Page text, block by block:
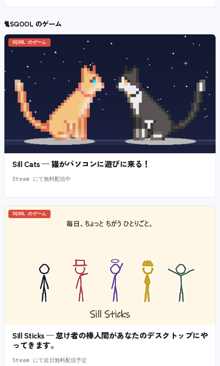
🐈SQOOL のゲーム
SQOOL のゲーム
Sill Cats — 猫がパソコンに遊びに来る！
Steam にて無料配信中
SQOOL のゲーム
Sill Sticks — 怠け者の棒人間があなたのデスクトップにや
ってきます。
Steam にて近日無料配信予定